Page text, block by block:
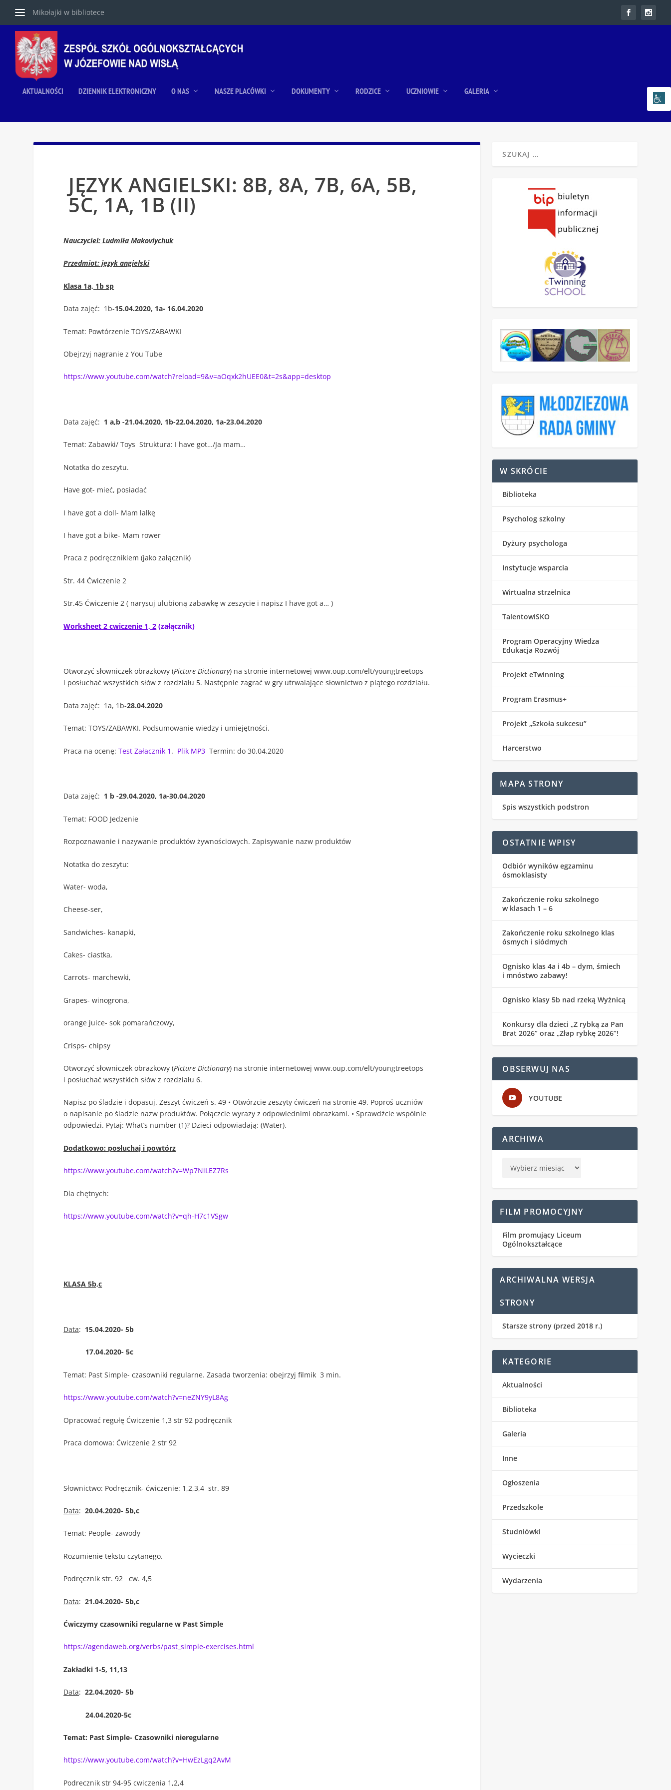
Mikołajki w bibliotece
AKTUALNOŚCI DZIENNIK ELEKTRONICZNY O NAS NASZE PLACÓWKI DOKUMENTY RODZICE UCZNIOWIE GALERIA
JĘZYK ANGIELSKI: 8B, 8A, 7B, 6A, 5B,
5C, 1A, 1B (II)
Nauczyciel: Ludmiła Makoviychuk
Przedmiot: język angielski
Klasa 1a, 1b sp
Data zajęć: 1b-15.04.2020, 1a- 16.04.2020
Temat: Powtórzenie TOYS/ZABAWKI
Obejrzyj nagranie z You Tube
https://www.youtube.com/watch?reload=9&v=aOqxk2hUEE0&t=2s&app=desktop
Data zajęć: 1 a,b -21.04.2020, 1b-22.04.2020, 1a-23.04.2020
Temat: Zabawki/ Toys Struktura: I have got…/Ja mam…
Notatka do zeszytu.
Have got- mieć, posiadać
I have got a doll- Mam lalkę
I have got a bike- Mam rower
Praca z podręcznikiem (jako załącznik)
Str. 44 Ćwiczenie 2
Str.45 Ćwiczenie 2 ( narysuj ulubioną zabawkę w zeszycie i napisz I have got a… )
Worksheet 2 cwiczenie 1, 2 (załącznik)
Otworzyć słowniczek obrazkowy (Picture Dictionary) na stronie internetowej www.oup.com/elt/youngtreetops
i posłuchać wszystkich słów z rozdziału 5. Następnie zagrać w gry utrwalające słownictwo z piątego rozdziału.
Data zajęć: 1a, 1b-28.04.2020
Temat: TOYS/ZABAWKI. Podsumowanie wiedzy i umiejętności.
Praca na ocenę:Test Załacznik 1 . Plik MP3 Termin: do 30.04.2020
Data zajęć: 1 b -29.04.2020, 1a-30.04.2020
Temat: FOOD Jedzenie
Rozpoznawanie i nazywanie produktów żywnościowych. Zapisywanie nazw produktów
Notatka do zeszytu:
Water- woda,
Cheese-ser,
Sandwiches- kanapki,
Cakes- ciastka,
Carrots- marchewki,
Grapes- winogrona,
orange juice- sok pomarańczowy,
Crisps- chipsy
Otworzyć słowniczek obrazkowy (Picture Dictionary) na stronie internetowej www.oup.com/elt/youngtreetops
i posłuchać wszystkich słów z rozdziału 6.
Napisz po śladzie i dopasuj. Zeszyt ćwiczeń s. 49 • Otwórzcie zeszyty ćwiczeń na stronie 49. Poproś uczniów
o napisanie po śladzie nazw produktów. Połączcie wyrazy z odpowiednimi obrazkami. • Sprawdźcie wspólnie
odpowiedzi. Pytaj: What’s number (1)? Dzieci odpowiadają: (Water).
Dodatkowo: posłuchaj i powtórz
https://www.youtube.com/watch?v=Wp7NiLEZ7Rs
Dla chętnych:
https://www.youtube.com/watch?v=qh-H7c1VSgw
KLASA 5b,c
Data: 15.04.2020- 5b
17.04.2020- 5c
Temat: Past Simple- czasowniki regularne. Zasada tworzenia: obejrzyj filmik 3 min.
https://www.youtube.com/watch?v=neZNY9yL8Ag
Opracować regułę Ćwiczenie 1,3 str 92 podręcznik
Praca domowa: Ćwiczenie 2 str 92
Słownictwo: Podręcznik- ćwiczenie: 1,2,3,4 str. 89
Data:20.04.2020- 5b,c
Temat: People- zawody
Rozumienie tekstu czytanego.
Podręcznik str. 92 cw. 4,5
Data:21.04.2020- 5b,c
Ćwiczymy czasowniki regularne w Past Simple
https://agendaweb.org/verbs/past_simple-exercises.html
Zakładki 1-5, 11,13
Data:22.04.2020- 5b
24.04.2020-5c
Temat: Past Simple- Czasowniki nieregularne
https://www.youtube.com/watch?v=HwEzLgq2AvM
Podrecznik str 94-95 cwiczenia 1,2,4
W SKRÓCIE
Biblioteka
Psycholog szkolny
Dyżury psychologa
Instytucje wsparcia
Wirtualna strzelnica
TalentowiSKO
Program Operacyjny Wiedza
Edukacja Rozwój
Projekt eTwinning
Program Erasmus+
Projekt „Szkoła sukcesu”
Harcerstwo
MAPA STRONY
Spis wszystkich podstron
OSTATNIE WPISY
Odbiór wyników egzaminu
ósmoklasisty
Zakończenie roku szkolnego
w klasach 1 – 6
Zakończenie roku szkolnego klas
ósmych i siódmych
Ognisko klas 4a i 4b – dym, śmiech
i mnóstwo zabawy!
Ognisko klasy 5b nad rzeką Wyżnicą
Konkursy dla dzieci „Z rybką za Pan
Brat 2026” oraz „Złap rybkę 2026”!
OBSERWUJ NAS
YOUTUBE
ARCHIWA
FILM PROMOCYJNY
Film promujący Liceum
Ogólnokształcące
ARCHIWALNA WERSJA
STRONY
Starsze strony (przed 2018 r.)
KATEGORIE
Aktualności
Biblioteka
Galeria
Inne
Ogłoszenia
Przedszkole
Studniówki
Wycieczki
Wydarzenia